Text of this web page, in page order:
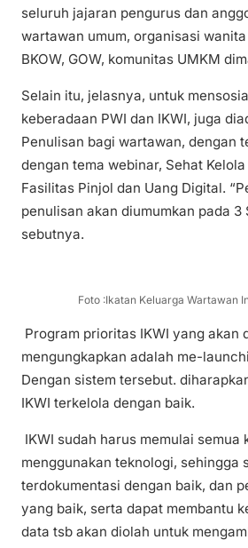
seluruh jajaran pengurus dan
wartawan umum, organisasi
BKOW, GOW, komunitas UMKM
Selain itu, jelasnya, untuk
keberadaan PWI dan IKWI, juga
Penulisan bagi wartawan, dengan
dengan tema webinar, Sehat
Fasilitas Pinjol dan Uang Digital.
penulisan akan diumumkan pada 3
sebutnya.
Foto :Ikatan Keluarga Wartawan
Program prioritas IKWI yang akan
mengungkapkan adalah me-
Dengan sistem tersebut.
IKWI terkelola dengan baik.
IKWI sudah harus memulai semua
menggunakan teknologi, sehingga
terdokumentasi dengan baik, dan
yang baik, serta dapat membantu
data tsb akan diolah untuk